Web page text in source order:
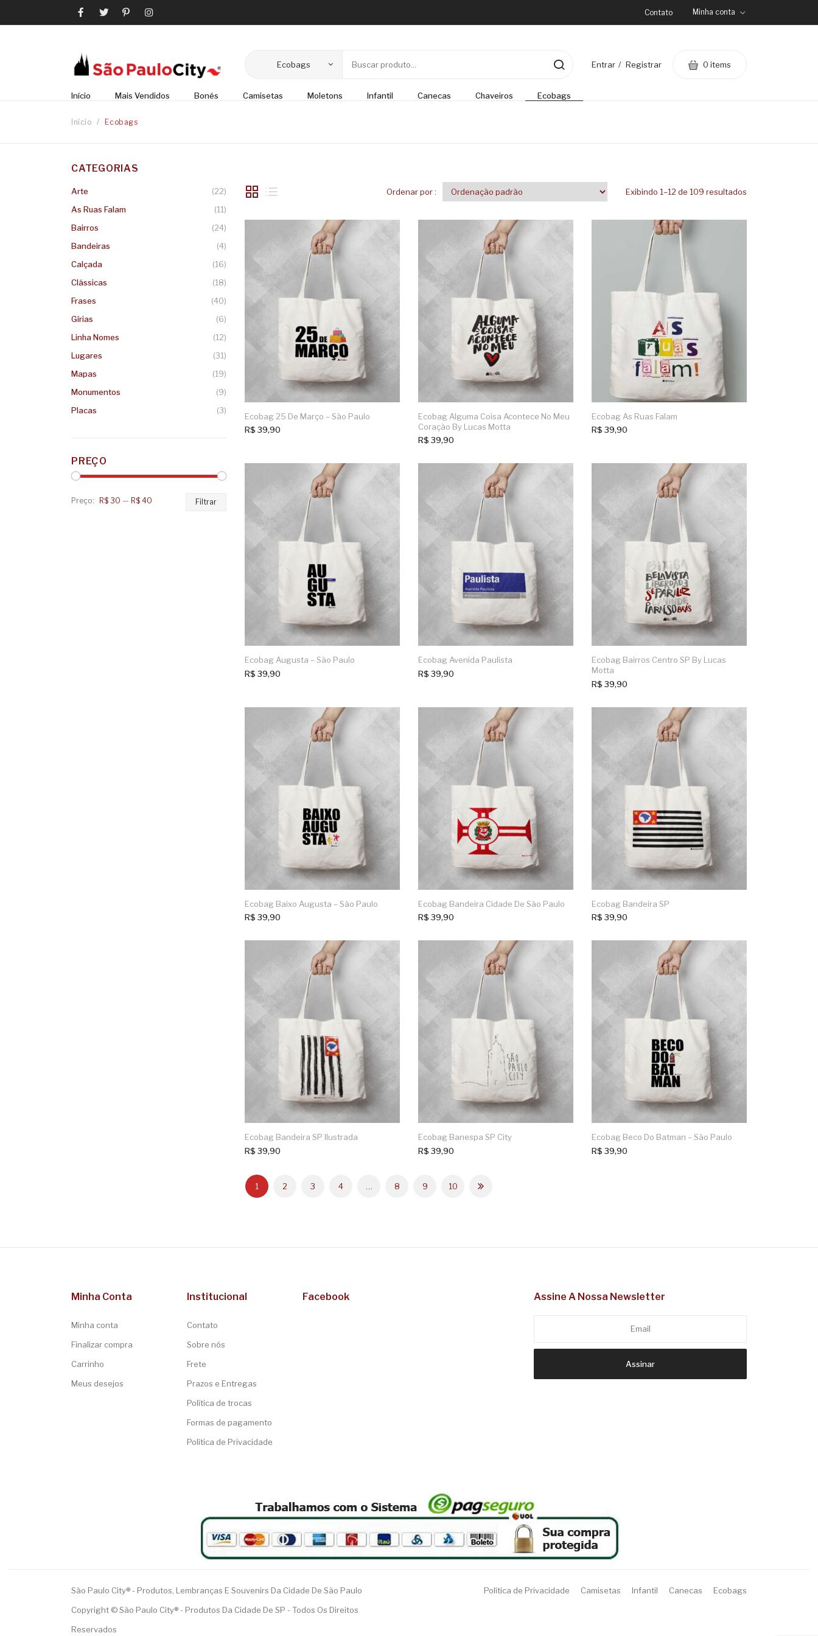
Contato Minha conta
Ecobags Entrar Registrar 0 items
Início Mais Vendidos Bonés Camisetas Moletons Infantil Canecas Chaveiros Ecobags
Início / Ecobags
CATEGORIAS
Arte
(22)
As Ruas Falam
(11)
Bairros
(24)
Bandeiras
(4)
Calçada
(16)
Clássicas
(18)
Frases
(40)
Gírias
(6)
Linha Nomes
(12)
Lugares
(31)
Mapas
(19)
Monumentos
(9)
Placas
(3)
PREÇO
Filtrar
Preço: R$ 30 — R$ 40
Exibindo 1–12 de 109 resultados
Ordenar por :
Ecobag 25 De Março – São Paulo
R$ 39,90
Ecobag Alguma Coisa Acontece No Meu
Coração By Lucas Motta
R$ 39,90
Ecobag As Ruas Falam
R$ 39,90
Ecobag Augusta – São Paulo
R$ 39,90
Ecobag Avenida Paulista
R$ 39,90
Ecobag Bairros Centro SP By Lucas
Motta
R$ 39,90
Ecobag Baixo Augusta – São Paulo
R$ 39,90
Ecobag Bandeira Cidade De São Paulo
R$ 39,90
Ecobag Bandeira SP
R$ 39,90
Ecobag Bandeira SP Ilustrada
R$ 39,90
Ecobag Banespa SP City
R$ 39,90
Ecobag Beco Do Batman – São Paulo
R$ 39,90
1 2 3 4 … 8 9 10
Minha Conta
Minha conta
Finalizar compra
Carrinho
Meus desejos
Institucional
Contato
Sobre nós
Frete
Prazos e Entregas
Política de trocas
Formas de pagamento
Política de Privacidade
Facebook Assine A Nossa Newsletter
Assinar
São Paulo City® - Produtos, Lembranças E Souvenirs Da Cidade De São Paulo
Copyright © São Paulo City® - Produtos Da Cidade De SP - Todos Os Direitos
Reservados
Política de Privacidade Camisetas Infantil Canecas Ecobags